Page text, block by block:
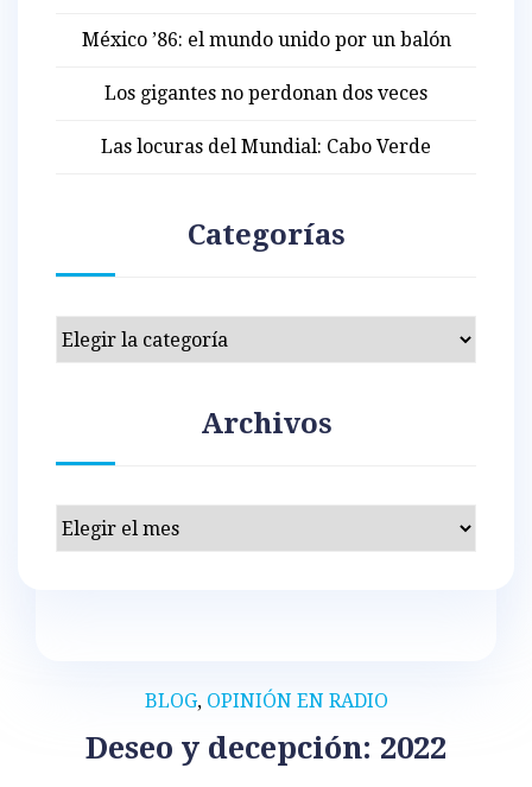
BLOG, OPINIÓN EN RADIO
Deseo y decepción: 2022
México ’86: el mundo unido por un balón
Los gigantes no perdonan dos veces
Las locuras del Mundial: Cabo Verde
Categorías
Categorías
Archivos
Archivos